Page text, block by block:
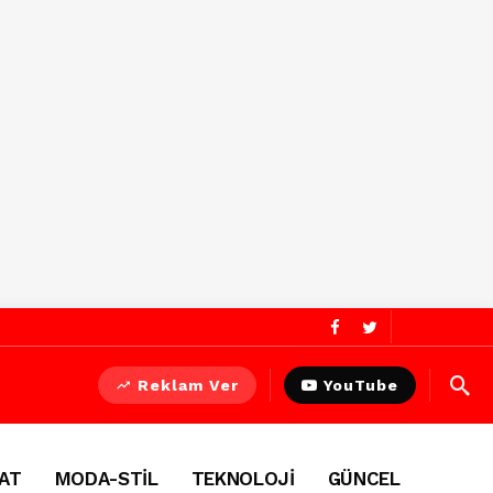
Reklam Ver YouTube
MODA-STİL TEKNOLOJİ
GÜNCEL